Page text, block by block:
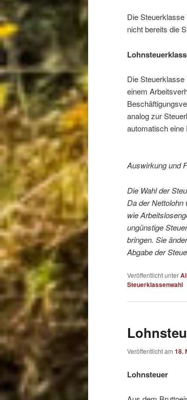
Die
nicht bereits die
Die Steuerklasse
einem
analog zur
automatisch
Auswirkung und
Die Wahl der
Da der
wie
ungünstige
bringen. Sie
Abgabe der
Veröffentlicht unter
Steuerklassenwahl
Veröffentlicht am 18.
Lohnsteuer